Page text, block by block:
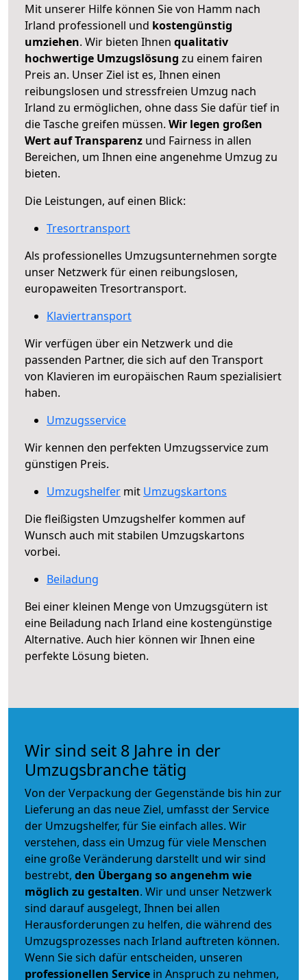
Mit unserer Hilfe können Sie von Hamm nach
Irland professionell und kostengünstig
umziehen. Wir bieten Ihnen qualitativ
hochwertige Umzugslösung zu einem fairen
Preis an. Unser Ziel ist es, Ihnen einen
reibungslosen und stressfreien Umzug nach
Irland zu ermöglichen, ohne dass Sie dafür tief in
die Tasche greifen müssen. Wir legen großen
Wert auf Transparenz und Fairness in allen
Bereichen, um Ihnen eine angenehme Umzug zu
bieten.
Die Leistungen, auf einen Blick:
Tresortransport
Als professionelles Umzugsunternehmen sorgte
unser Netzwerk für einen reibungslosen,
europaweiten Tresortransport.
Klaviertransport
Wir verfügen über ein Netzwerk und die
passenden Partner, die sich auf den Transport
von Klavieren im europäischen Raum spezialisiert
haben.
Umzugsservice
Wir kennen den perfekten Umzugsservice zum
günstigen Preis.
Umzugshelfer mit Umzugskartons
Die fleißigsten Umzugshelfer kommen auf
Wunsch auch mit stabilen Umzugskartons
vorbei.
Beiladung
Bei einer kleinen Menge von Umzugsgütern ist
eine Beiladung nach Irland eine kostengünstige
Alternative. Auch hier können wir Ihnen eine
perfekte Lösung bieten.
Wir sind seit 8 Jahre in der
Umzugsbranche tätig
Von der Verpackung der Gegenstände bis hin zur
Lieferung an das neue Ziel, umfasst der Service
der Umzugshelfer, für Sie einfach alles. Wir
verstehen, dass ein Umzug für viele Menschen
eine große Veränderung darstellt und wir sind
bestrebt, den Übergang so angenehm wie
möglich zu gestalten. Wir und unser Netzwerk
sind darauf ausgelegt, Ihnen bei allen
Herausforderungen zu helfen, die während des
Umzugsprozesses nach Irland auftreten können.
Wenn Sie sich dafür entscheiden, unseren
professionellen Service in Anspruch zu nehmen,